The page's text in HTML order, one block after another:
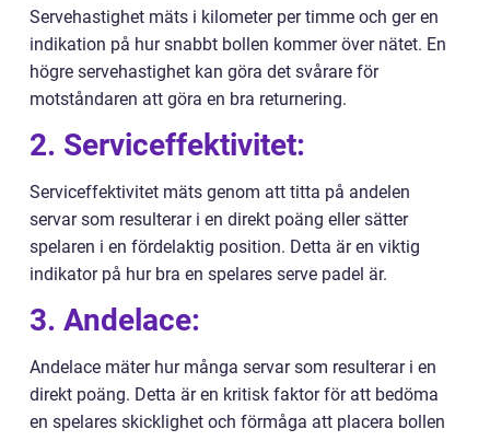
Servehastighet mäts i kilometer per timme och ger en
indikation på hur snabbt bollen kommer över nätet. En
högre servehastighet kan göra det svårare för
motståndaren att göra en bra returnering.
2. Serviceffektivitet:
Serviceffektivitet mäts genom att titta på andelen
servar som resulterar i en direkt poäng eller sätter
spelaren i en fördelaktig position. Detta är en viktig
indikator på hur bra en spelares serve padel är.
3. Andelace:
Andelace mäter hur många servar som resulterar i en
direkt poäng. Detta är en kritisk faktor för att bedöma
en spelares skicklighet och förmåga att placera bollen